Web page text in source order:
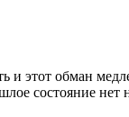
и этот обман
состояние нет